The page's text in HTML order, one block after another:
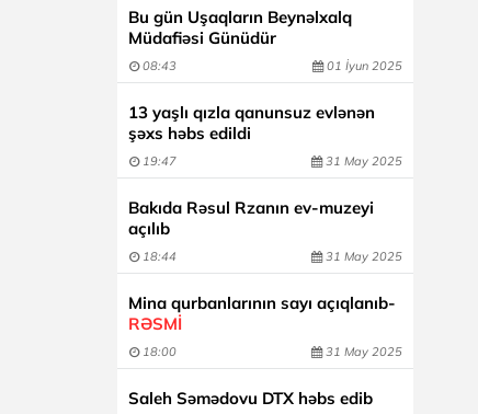
Bu gün Uşaqların Beynəlxalq
Müdafiəsi Günüdür
08:43 01 İyun 2025
13 yaşlı qızla qanunsuz evlənən
şəxs həbs edildi
19:47 31 May 2025
Bakıda Rəsul Rzanın ev-muzeyi
açılıb
18:44 31 May 2025
Mina qurbanlarının sayı açıqlanıb-
RƏSMİ
18:00 31 May 2025
Saleh Səmədovu DTX həbs edib